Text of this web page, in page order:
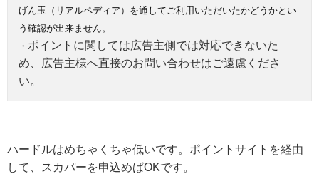
げん玉（リアルペディア）を通してご利用いただいたかどうかとい
う確認が出来ません。
・ ポイントに関しては広告主側では対応できないた
め、広告主様へ直接のお問い合わせはご遠慮くださ
い。
ハードルはめちゃくちゃ低いです。ポイントサイトを経由
して、スカパーを申込めばOKです。